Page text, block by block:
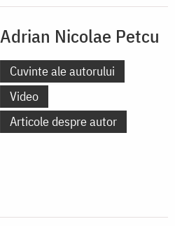
Adrian Nicolae Petcu
Cuvinte ale autorului
Video
Articole despre autor